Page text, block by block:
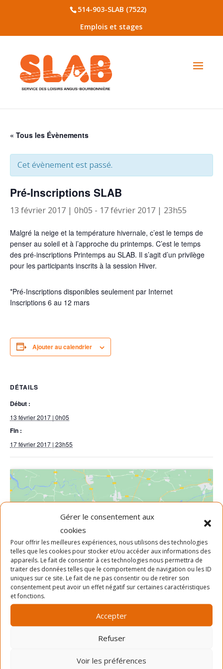
Gérer le consentement aux
cookies
Pour offrir les meilleures expériences, nous utilisons des technologies
telles que les cookies pour stocker et/ou accéder aux informations des
appareils. Le fait de consentir à ces technologies nous permettra de
traiter des données telles que le comportement de navigation ou les ID
uniques sur ce site. Le fait de ne pas consentir ou de retirer son
consentement peut avoir un effet négatif sur certaines caractéristiques
et fonctions.
Accepter
Refuser
Voir les préférences
514-903-SLAB (7522)
Emplois et stages
« Tous les Évènements
Cet évènement est passé.
Pré-Inscriptions SLAB
13 février 2017 | 0h05 - 17 février 2017 | 23h55
Malgré la neige et la température hivernale, c’est le temps de
penser au soleil et à l’approche du printemps. C’est le temps
des pré-inscriptions Printemps au SLAB. Il s’agit d’un privilège
pour les participants inscrits à la session Hiver.
*Pré-Inscriptions disponibles seulement par Internet
Inscriptions 6 au 12 mars
Ajouter au calendrier
DÉTAILS
Début :
13 février 2017 | 0h05
Fin :
17 février 2017 | 23h55
Cliquez pour accepter les cookies
marketing et activer ce contenu